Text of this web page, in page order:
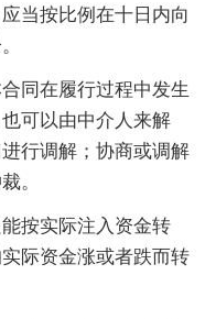
当按比例在十日内向
同在履行过程中发生
可以由中介人来解
行调解；协商或调解
。
按实际注入资金转
际资金涨或者跌而转